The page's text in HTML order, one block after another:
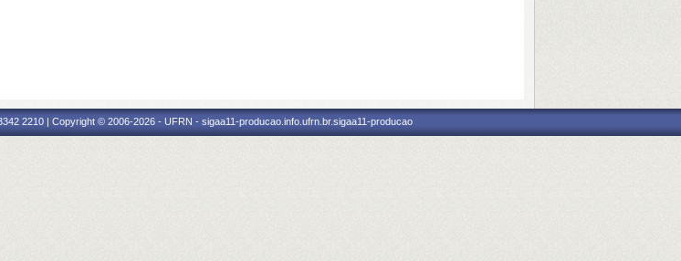
2210 | Copyright © 2006-2026 - UFRN - sigaa11-producao.info.ufrn.br.sigaa11-producao